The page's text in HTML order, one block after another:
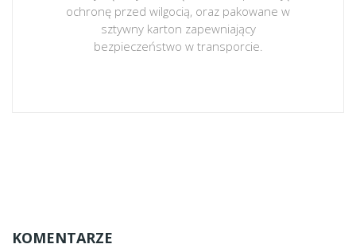
ochronę przed wilgocią, oraz pakowane w
sztywny karton zapewniający
bezpieczeństwo w transporcie.
KOMENTARZE